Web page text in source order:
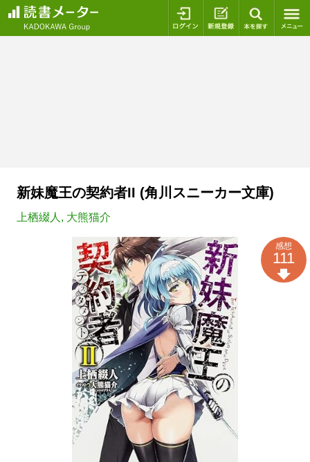
ログイン 新規登録
新妹魔王の契約者II (角川スニーカー文庫)
上栖綴人 , 大熊猫介
感想
111